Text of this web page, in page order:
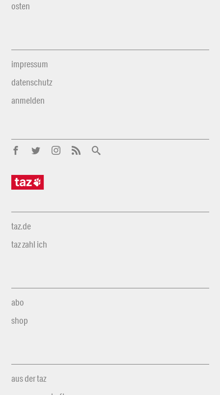
osten
impressum
datenschutz
anmelden
taz.de
taz zahl ich
abo
shop
aus der taz